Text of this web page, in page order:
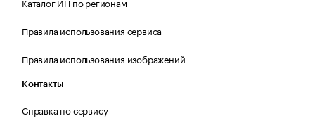
Правила использования сервиса
Правила использования изображений
Контакты
Справка по сервису